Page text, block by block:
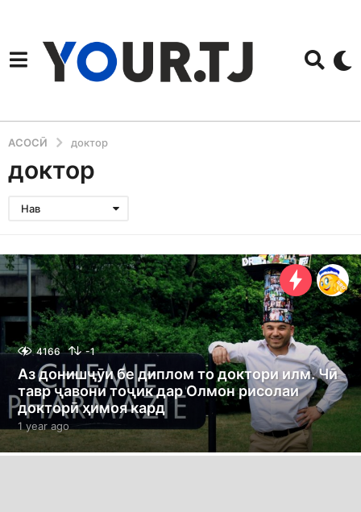
АСОСӢ доктор
доктор
Нав
4166 -1
Аз донишҷӯи бе диплом то доктори илм. Чӣ
тавр ҷавони тоҷик дар Олмон рисолаи
докторӣ ҳимоя кард
1 year ago1
e